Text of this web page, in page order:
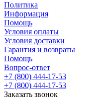
Политика
Информация
Помощь
Условия оплаты
Условия доставки
Гарантия и возвраты
Помощь
Вопрос-ответ
+7 (800) 444-17-53
+7 (800) 444-17-53
Заказать звонок